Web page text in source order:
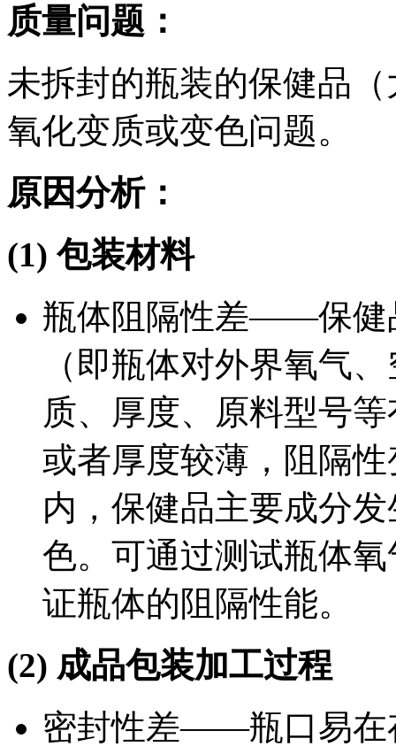
质量问题：
未拆封的瓶装的保健品
氧化变质或变色问题。
原因分析：
(1)包装材料
瓶体阻隔性差——保健
（即瓶体对外界氧气
质、厚度、原料型号
或者厚度较薄，阻隔
内，保健品主要成分
色。可通过测试瓶体
证瓶体的阻隔性能。
(2) 成品包装加工过程
密封性差——瓶口易在